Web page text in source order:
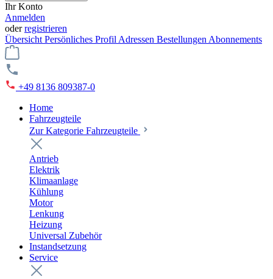
Ihr Konto
Anmelden
oderregistrieren
Übersicht Persönliches Profil Adressen Bestellungen Abonnements
+49 8136 809387-0
Home
Fahrzeugteile
Zur Kategorie Fahrzeugteile
Antrieb
Elektrik
Klimaanlage
Kühlung
Motor
Lenkung
Heizung
Universal Zubehör
Instandsetzung
Service